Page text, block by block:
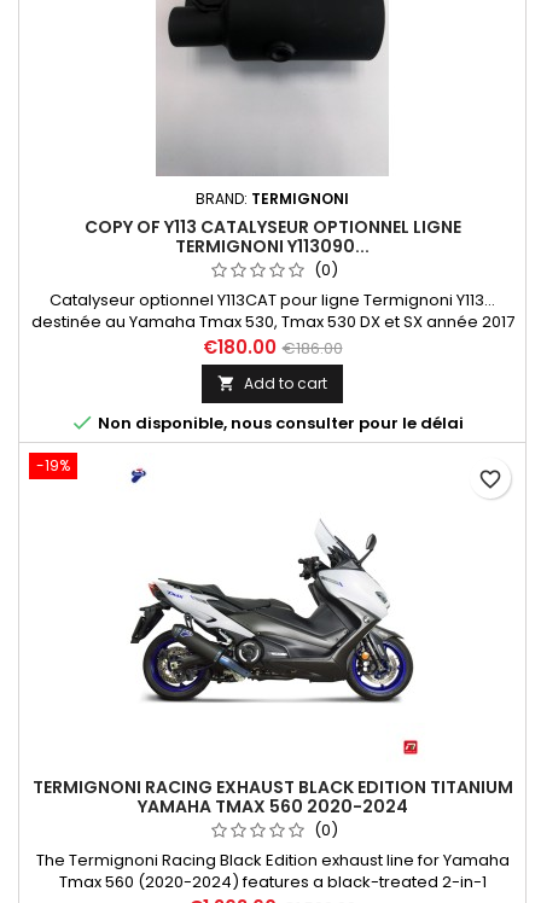
BRAND: TERMIGNONI
COPY OF Y113 CATALYSEUR OPTIONNEL LIGNE
TERMIGNONI Y113090...
(0)
Catalyseur optionnel Y113CAT pour ligne Termignoni Y113...
destinée au Yamaha Tmax 530, Tmax 530 DX et SX année 2017
à 2019. Livré avec notice d'installation et certificat
d'homologation Euro 4.
€180.00 €186.00
 Add to cart
 Non disponible, nous consulter pour le délai
-19%
TERMIGNONI RACING EXHAUST BLACK EDITION TITANIUM
YAMAHA TMAX 560 2020-2024
(0)
The Termignoni Racing Black Edition exhaust line for Yamaha
Tmax 560 (2020-2024) features a black-treated 2-in-1
favorite_border